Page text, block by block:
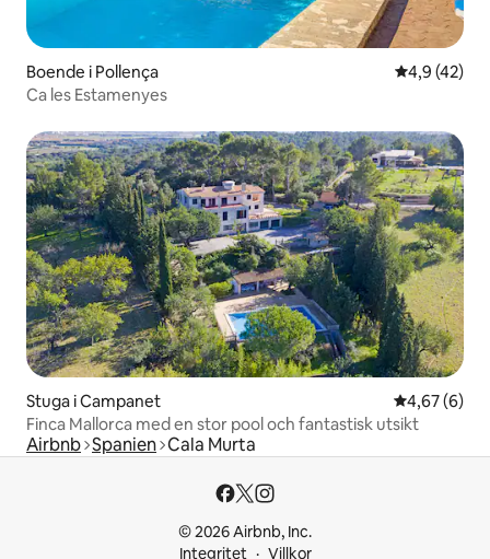
Boende i Pollença 4,9 av 5 i
4,9 (42)
Ca les Estamenyes
Stuga i Campanet 4,67 av 5 i
4,67 (6)
Finca Mallorca med en stor pool och fantastisk utsikt
Airbnb Spanien Cala Murta
© 2026 Airbnb, Inc.
Integritet
Villkor